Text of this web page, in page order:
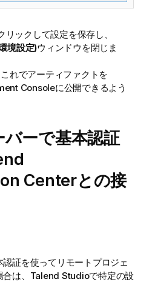
リックして設定を保存し、
境設定)ウィンドウを閉じま
れでアーティファクトを
Consoleに公開できるよう
ーで基本認証
Centerとの接
証を使ってリモートプロジェ
は、 Talend Studioで特定の設